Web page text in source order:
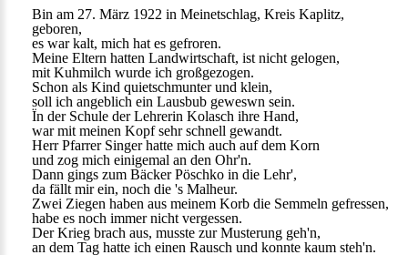
Bin am 27. März 1922 in Meinetschlag, Kreis Kaplitz,
geboren,
es war kalt, mich hat es gefroren.
Meine Eltern hatten Landwirtschaft, ist nicht gelogen,
mit Kuhmilch wurde ich großgezogen.
Schon als Kind quietschmunter und klein,
soll ich angeblich ein Lausbub geweswn sein.
Ïn der Schule der Lehrerin Kolasch ihre Hand,
war mit meinen Kopf sehr schnell gewandt.
Herr Pfarrer Singer hatte mich auch auf dem Korn
und zog mich einigemal an den Ohr'n.
Dann gings zum Bäcker Pöschko in die Lehr',
da fällt mir ein, noch die 's Malheur.
Zwei Ziegen haben aus meinem Korb die Semmeln gefressen,
habe es noch immer nicht vergessen.
Der Krieg brach aus, musste zur Musterung geh'n,
an dem Tag hatte ich einen Rausch und konnte kaum steh'n.